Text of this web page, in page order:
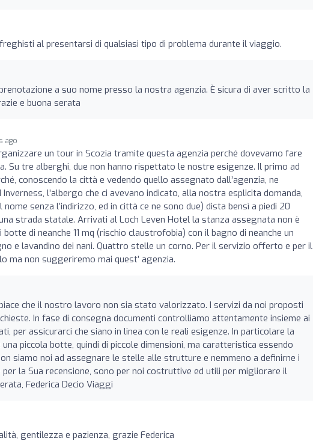
al presentarsi di qualsiasi tipo di problema durante il viaggio.
a suo nome presso la nostra agenzia. È sicura di aver scritto la
e buona serata
ago
un tour in Scozia tramite questa agenzia perché dovevamo fare
Su tre alberghi, due non hanno rispettato le nostre esigenze. Il primo ad
conoscendo la città e vedendo quello assegnato dall’agenzia, ne
l’albergo che ci avevano indicato, alla nostra esplicita domanda,
senza l’indirizzo, ed in città ce ne sono due) dista bensì a piedi 20
strada statale. Arrivati al Loch Leven Hotel la stanza assegnata non è
di neanche 11 mq (rischio claustrofobia) con il bagno di neanche un
e lavandino dei nani. Quattro stelle un corno. Per il servizio offerto e per il
ma non suggeriremo mai quest’ agenzia.
che il nostro lavoro non sia stato valorizzato. I servizi da noi proposti
In fase di consegna documenti controlliamo attentamente insieme ai
per assicurarci che siano in linea con le reali esigenze. In particolare la
piccola botte, quindi di piccole dimensioni, ma caratteristica essendo
siamo noi ad assegnare le stelle alle strutture e nemmeno a definirne i
la Sua recensione, sono per noi costruttive ed utili per migliorare il
Federica Decio Viaggi
gentilezza e pazienza, grazie Federica